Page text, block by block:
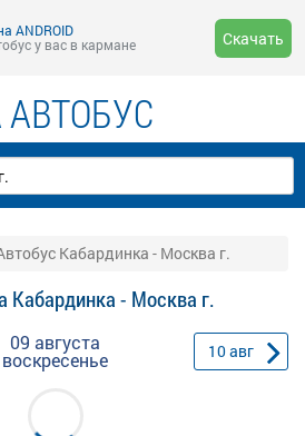
ANDROID
у вас в кармане
Скачать
АВТОБУС
Кабардинка - Москва г.
Кабардинка - Москва г.
09 августа
воскресенье 10авг